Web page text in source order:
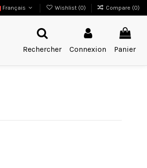
Français Wishlist (0) Compare (0)
Rechercher
Connexion Panier